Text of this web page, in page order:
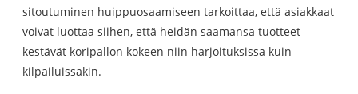
sitoutuminen huippuosaamiseen tarkoittaa, että asiakkaat
voivat luottaa siihen, että heidän saamansa tuotteet
kestävät koripallon kokeen niin harjoituksissa kuin
kilpailuissakin.